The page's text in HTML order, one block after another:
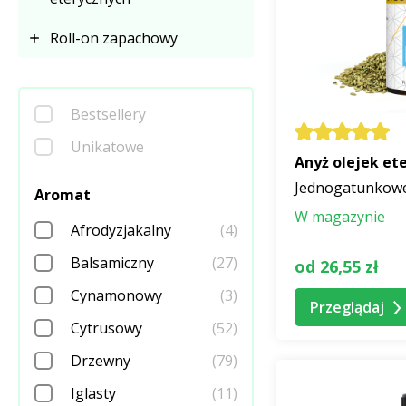
Roll-on zapachowy
Bestsellery
Unikatowe
Aromat
Afrodyzjakalny
(4)
Balsamiczny
(27)
Cynamonowy
(3)
Cytrusowy
(52)
Drzewny
(79)
Iglasty
(11)
3. Jaki jest
Przed aplikacją
opisach
4. Czy olejek
Tak, jakość
Zawsze jednak
poszczególnych
Anyż olejek
W magazynie
od 26,55 zł
Przeglądaj